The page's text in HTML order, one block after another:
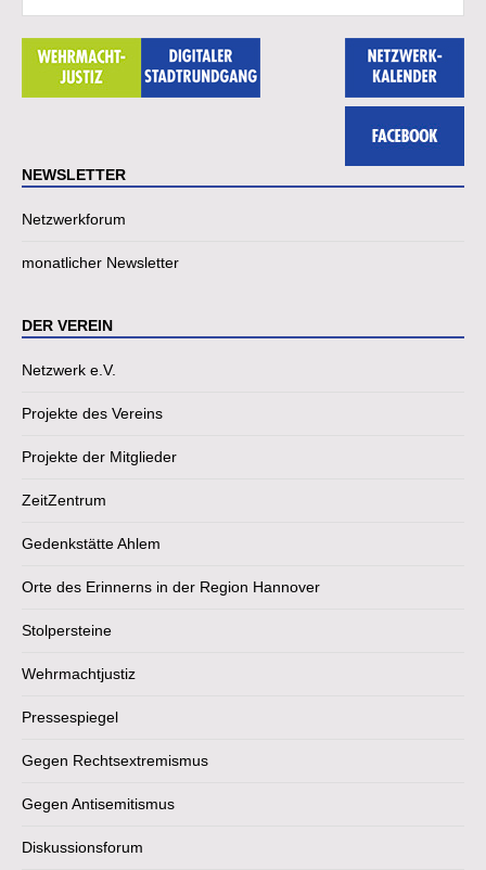
NEWSLETTER
Netzwerkforum
monatlicher Newsletter
DER VEREIN
Netzwerk e.V.
Projekte des Vereins
Projekte der Mitglieder
ZeitZentrum
Gedenkstätte Ahlem
Orte des Erinnerns in der Region Hannover
Stolpersteine
Wehrmachtjustiz
Pressespiegel
Gegen Rechtsextremismus
Gegen Antisemitismus
Diskussionsforum